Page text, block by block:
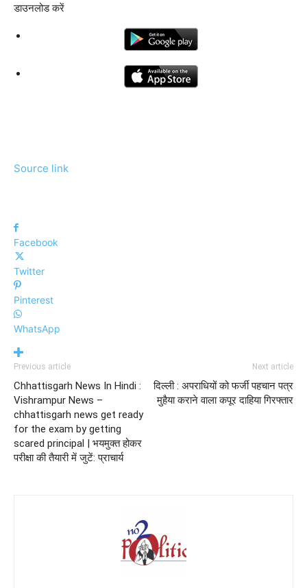
डाउनलोड करें
Source link
Facebook
Twitter
Pinterest
WhatsApp
Previous article
Chhattisgarh News In Hindi :
Vishrampur News –
chhattisgarh news get ready
for the exam by getting
scared principal | भयमुक्त होकर
परीक्षा की तैयारी में जुटें: प्राचार्य
Next article
दिल्ली : अपराधियों को फर्जी पहचान पत्र
मुहैया कराने वाला कपूर दाहिया गिरफ्तार